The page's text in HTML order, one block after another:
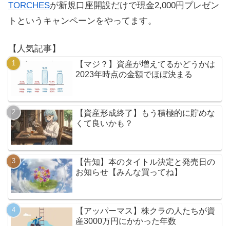
TORCHESが新規口座開設だけで現金2,000円プレゼン
トというキャンペーンをやってます。
【人気記事】
【マジ？】資産が増えてるかどうかは
2023年時点の金額でほぼ決まる
【資産形成終了】もう積極的に貯めな
くて良いかも？
【告知】本のタイトル決定と発売日の
お知らせ【みんな買ってね】
【アッパーマス】株クラの人たちが資
産3000万円にかかった年数